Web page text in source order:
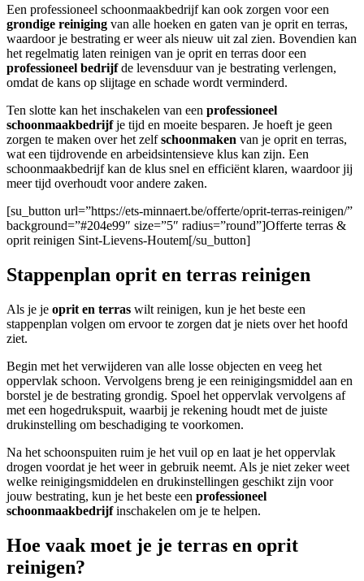
Een professioneel schoonmaakbedrijf kan ook zorgen voor een
grondige reiniging van alle hoeken en gaten van je oprit en terras,
waardoor je bestrating er weer als nieuw uit zal zien. Bovendien kan
het regelmatig laten reinigen van je oprit en terras door een
professioneel bedrijfde levensduur van je bestrating verlengen,
omdat de kans op slijtage en schade wordt verminderd.
Ten slotte kan het inschakelen van een professioneel
schoonmaakbedrijfje tijd en moeite besparen. Je hoeft je geen
zorgen te maken over het zelfschoonmaken van je oprit en terras,
wat een tijdrovende en arbeidsintensieve klus kan zijn. Een
schoonmaakbedrijf kan de klus snel en efficiënt klaren, waardoor jij
meer tijd overhoudt voor andere zaken.
[su_button url=”https://ets-minnaert.be/offerte/oprit-terras-reinigen/”
background=”#204e99″ size=”5″ radius=”round”]Offerte terras &
oprit reinigen Sint-Lievens-Houtem[/su_button]
Stappenplan oprit en terras reinigen
Als je je oprit en terras wilt reinigen, kun je het beste een
stappenplan volgen om ervoor te zorgen dat je niets over het hoofd
ziet.
Begin met het verwijderen van alle losse objecten en veeg het
oppervlak schoon. Vervolgens breng je een reinigingsmiddel aan en
borstel je de bestrating grondig. Spoel het oppervlak vervolgens af
met een hogedrukspuit, waarbij je rekening houdt met de juiste
drukinstelling om beschadiging te voorkomen.
Na het schoonspuiten ruim je het vuil op en laat je het oppervlak
drogen voordat je het weer in gebruik neemt. Als je niet zeker weet
welke reinigingsmiddelen en drukinstellingen geschikt zijn voor
jouw bestrating, kun je het beste een professioneel
schoonmaakbedrijfinschakelen om je te helpen.
Hoe vaak moet je je terras en oprit
reinigen?